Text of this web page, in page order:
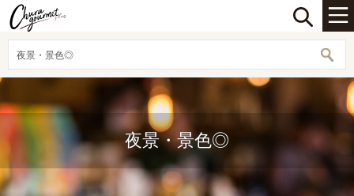
夜景・景色◎
夜景・景色◎